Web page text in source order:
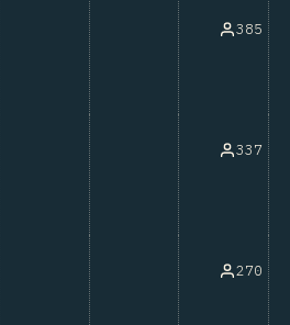
385
337
270